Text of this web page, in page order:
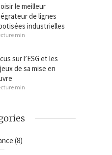
le meilleur
de lignes
industrielles
min
sur l’ESG et les
de sa mise en
min
(8)